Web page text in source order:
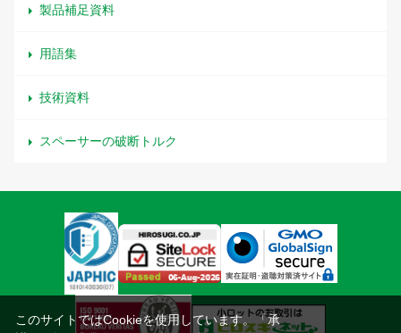
製品補足資料
用語集
技術資料
スペーサーの破断トルク
このサイトではCookieを使用しています。「承